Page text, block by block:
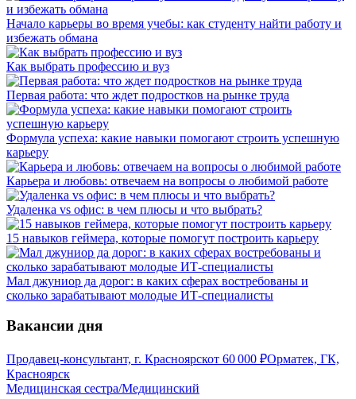
Начало карьеры во время учебы: как студенту найти работу и
избежать обмана
Как выбрать профессию и вуз
Первая работа: что ждет подростков на рынке труда
Формула успеха: какие навыки помогают строить успешную
карьеру
Карьера и любовь: отвечаем на вопросы о любимой работе
Удаленка vs офис: в чем плюсы и что выбрать?
15 навыков геймера, которые помогут построить карьеру
Мал джуниор да дорог: в каких сферах востребованы и
сколько зарабатывают молодые ИТ-специалисты
Вакансии дня
Продавец-консультант, г. Красноярскот 60 000 ₽Орматек, ГК,
Красноярск
Медицинская сестра/Медицинский